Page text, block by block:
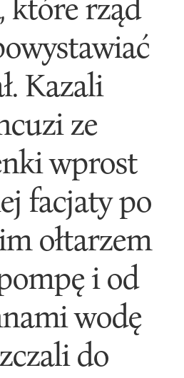
Kazali
ze
wprost
facjaty po
ołtarzem
i od
wodę
do